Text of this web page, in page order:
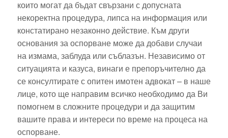
които могат да бъдат свързани с допусната
некоректна процедура, липса на информация или
констатирано незаконно действие. Към други
основания за оспорване може да добави случаи
на измама, заблуда или съблазън. Независимо от
ситуацията и казуса, винаги е препоръчително да
се консултирате с опитен имотен адвокат – в наше
лице, кото ще направим всичко необходимо да Ви
помогнем в сложните процедури и да защитим
вашите права и интереси по време на процеса на
оспорване.